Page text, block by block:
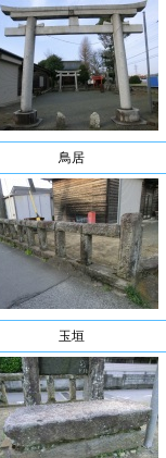
鳥居
玉垣